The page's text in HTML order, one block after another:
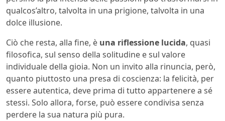
qualcos’altro, talvolta in una prigione, talvolta in una
dolce illusione.
Ciò che resta, alla fine, è una riflessione lucida, quasi
filosofica, sul senso della solitudine e sul valore
individuale della gioia. Non un invito alla rinuncia, però,
quanto piuttosto una presa di coscienza: la felicità, per
essere autentica, deve prima di tutto appartenere a sé
stessi. Solo allora, forse, può essere condivisa senza
perdere la sua natura più pura.